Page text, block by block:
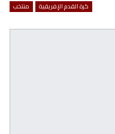
كرة القدم الإفريقية منتخب